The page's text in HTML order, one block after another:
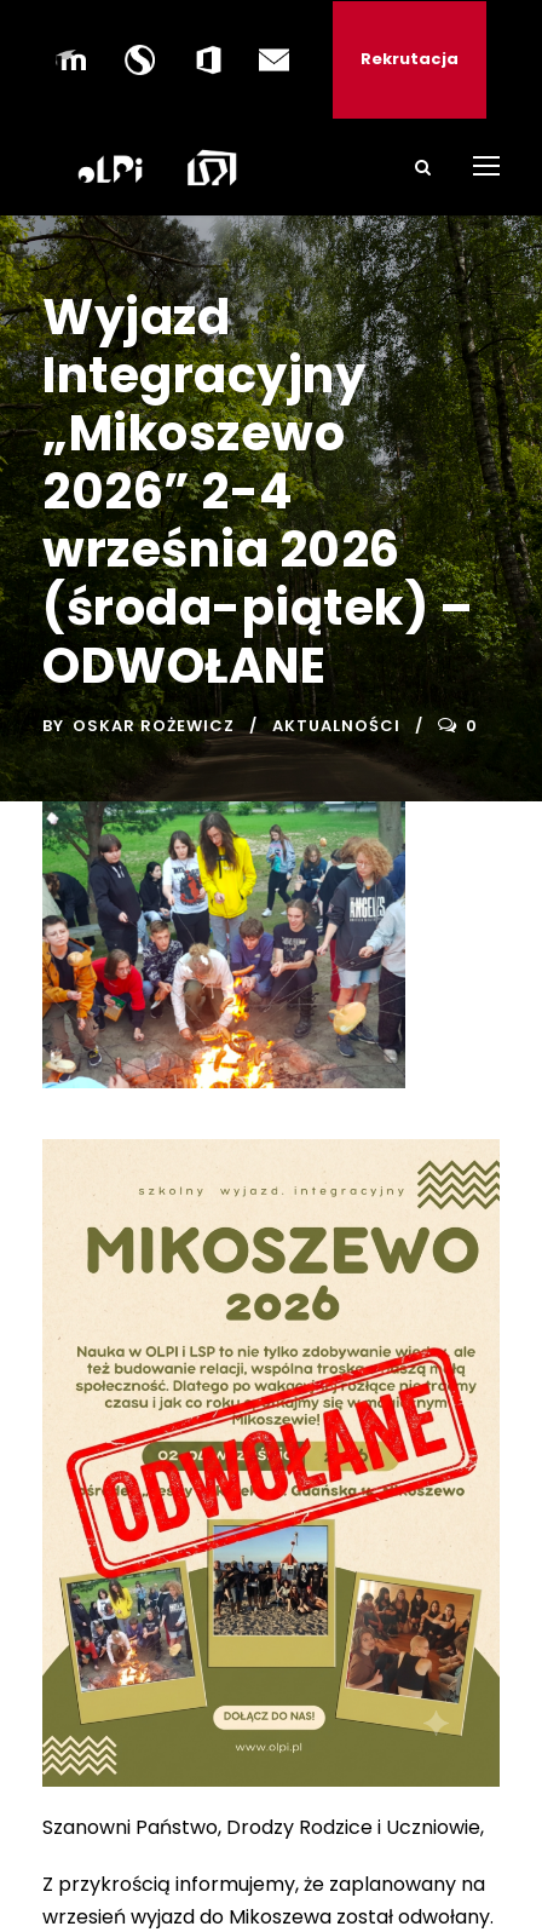
Rekrutacja
Wyjazd
Integracyjny
„Mikoszewo
2026” 2-4
września 2026
(środa-piątek) –
ODWOŁANE
BY OSKAR ROŻEWICZ AKTUALNOŚCI 0
Szanowni Państwo, Drodzy Rodzice i Uczniowie,
Z przykrością informujemy, że zaplanowany na
wrzesień wyjazd do Mikoszewa został odwołany.